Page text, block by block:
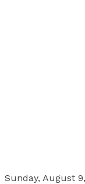
Sunday, August